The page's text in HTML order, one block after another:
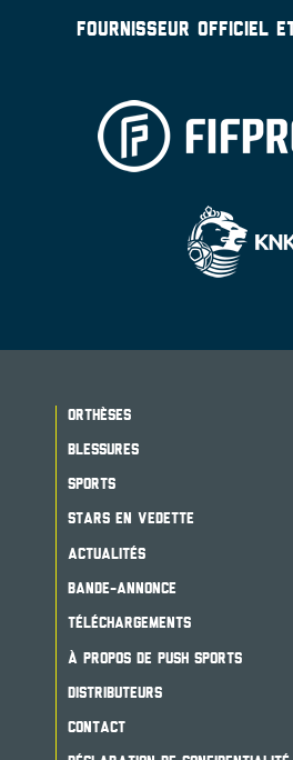
FOURNISSEUR OFFICIEL
ORTHÈSES
BLESSURES
SPORTS
STARS EN VEDETTE
ACTUALITÉS
BANDE-ANNONCE
TÉLÉCHARGEMENTS
À PROPOS DE PUSH SPORTS
DISTRIBUTEURS
CONTACT